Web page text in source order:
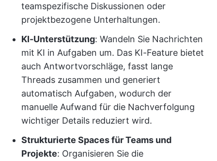
teamspezifische Diskussionen oder
projektbezogene Unterhaltungen.
KI-Unterstützung: Wandeln Sie Nachrichten
mit KI in Aufgaben um. Das KI-Feature bietet
auch Antwortvorschläge, fasst lange
Threads zusammen und generiert
automatisch Aufgaben, wodurch der
manuelle Aufwand für die Nachverfolgung
wichtiger Details reduziert wird.
Strukturierte Spaces für Teams und
Projekte: Organisieren Sie die